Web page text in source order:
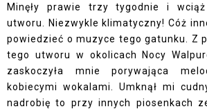
Minęły prawie trzy tygodnie i
utworu. Niezwykle klimatyczny! Cóż
powiedzieć o muzyce tego gatunku. Z
tego utworu w okolicach Nocy
zaskoczyła mnie porywająca
kobiecymi wokalami. Umknął mi
nadrobię to przy innych piosenkach